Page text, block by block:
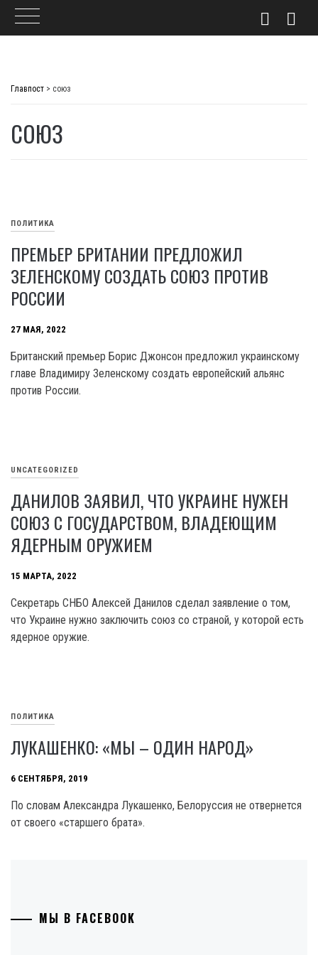
Главпост > союз
СОЮЗ
ПОЛИТИКА
ПРЕМЬЕР БРИТАНИИ ПРЕДЛОЖИЛ
ЗЕЛЕНСКОМУ СОЗДАТЬ СОЮЗ ПРОТИВ
РОССИИ
27 МАЯ, 2022
Британский премьер Борис Джонсон предложил украинскому
главе Владимиру Зеленскому создать европейский альянс
против России.
UNCATEGORIZED
ДАНИЛОВ ЗАЯВИЛ, ЧТО УКРАИНЕ НУЖЕН
СОЮЗ С ГОСУДАРСТВОМ, ВЛАДЕЮЩИМ
ЯДЕРНЫМ ОРУЖИЕМ
15 МАРТА, 2022
Секретарь СНБО Алексей Данилов сделал заявление о том,
что Украине нужно заключить союз со страной, у которой есть
ядерное оружие.
ПОЛИТИКА
ЛУКАШЕНКО: «МЫ – ОДИН НАРОД»
6 СЕНТЯБРЯ, 2019
По словам Александра Лукашенко, Белоруссия не отвернется
от своего «старшего брата».
МЫ В FACEBOOK